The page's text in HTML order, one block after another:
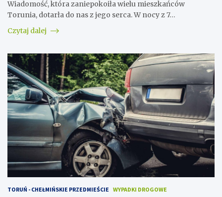
Wiadomość, która zaniepokoiła wielu mieszkańców
Torunia, dotarła do nas z jego serca. W nocy z 7…
Czytaj dalej
TORUŃ - CHEŁMIŃSKIE PRZEDMIEŚCIE WYPADKI DROGOWE